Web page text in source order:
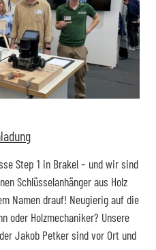
Step 1 in Brakel – und wir sind
Schlüsselanhänger aus Holz
Namen drauf! Neugierig auf die
oder Holzmechaniker? Unsere
Jakob Petker sind vor Ort und